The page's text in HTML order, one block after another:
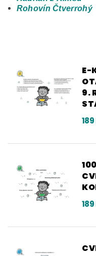
Rohovín Čtverrohý
E-
9.